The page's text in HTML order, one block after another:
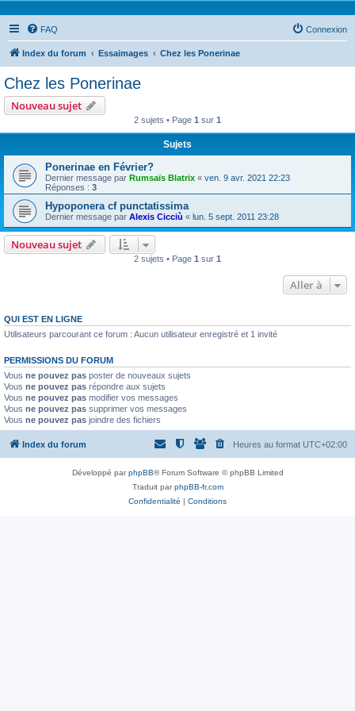
FAQ Connexion
Index du forum Essaimages Chez les Ponerinae
Chez les Ponerinae
Nouveau sujet
2 sujets • Page 1 sur 1
Sujets
Ponerinae en Février?
Dernier message par Rumsaïs Blatrix « ven. 9 avr. 2021 22:23
Réponses : 3
Hypoponera cf punctatissima
Dernier message par Alexis Cicciù « lun. 5 sept. 2011 23:28
Nouveau sujet
2 sujets • Page 1 sur 1
Aller à
QUI EST EN LIGNE
Utilisateurs parcourant ce forum : Aucun utilisateur enregistré et 1 invité
PERMISSIONS DU FORUM
Vous ne pouvez pas poster de nouveaux sujets
Vous ne pouvez pas répondre aux sujets
Vous ne pouvez pas modifier vos messages
Vous ne pouvez pas supprimer vos messages
Vous ne pouvez pas joindre des fichiers
Index du forum Heures au format UTC+02:00
Développé parphpBB® Forum Software © phpBB Limited
Traduit parphpBB-fr.com
Confidentialité | Conditions